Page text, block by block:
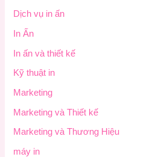
Dịch vụ in ấn
In Ấn
In ấn và thiết kế
Kỹ thuật in
Marketing
Marketing và Thiết kế
Marketing và Thương Hiệu
máy in